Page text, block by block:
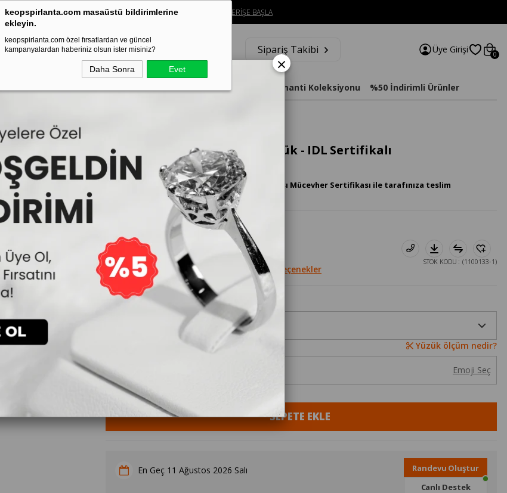
keopspirlanta.com masaüstü bildirimlerine
ekleyin.
keopspirlanta.com özel fırsatlardan ve güncel
kampanyalardan haberiniz olsun ister misiniz?
Daha Sonra Evet
%40’a Varan İndirim!Sınırlı süreli bu fırsatı kaçırma. ALIŞVERİŞE BAŞLA
Sipariş Takibi Üye Girişi 0
Aynı Gün Teslimat Diamanti Koleksiyonu %50 İndirimli Ürünler
0.16 Karat Baget Pırlanta Yüzük - IDL Sertifikalı
İncelemekte olduğunuz model,IDL Uluslararası Mücevher Sertifikası ile tarafınıza teslim
19.874₺
38
6.625₺ `den başlayan taksitlerle Diğer Seçenekler
(1100133-1)
STOK KODU
Yüzük Ölçüsü
Yüzük ölçüm nedir?
Emoji Seç
En Geç 11 Ağustos 2026 Salı
Randevu Oluştur
Canlı Destek
×